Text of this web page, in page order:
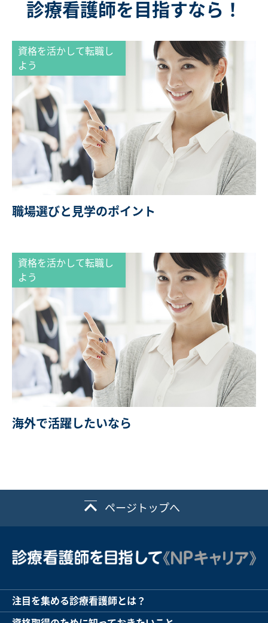
診療看護師を目指すなら！
資格を活かして転職し
よう
職場選びと見学のポイント
資格を活かして転職し
よう
海外で活躍したいなら
ページトップへ
注目を集める診療看護師とは？